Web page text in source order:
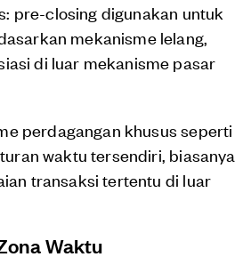
pre-closing digunakan untuk
mekanisme lelang,
di luar mekanisme pasar
perdagangan khusus seperti
waktu tersendiri, biasanya
transaksi tertentu di luar
Waktu